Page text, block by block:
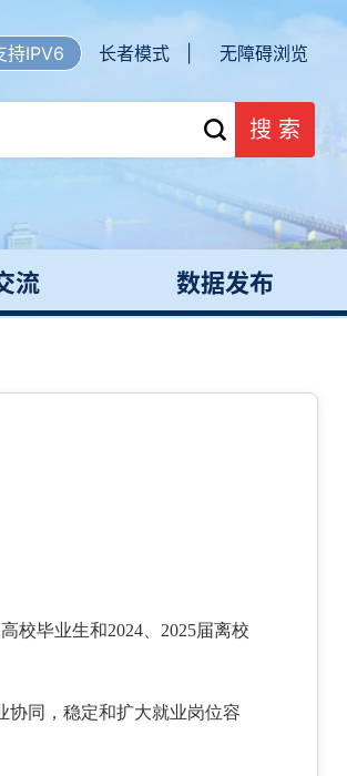
持IPV6 长者模式 | 无障碍浏览
搜 索
流 数据发布
校毕业生和2024、2025届离校
协同，稳定和扩大就业岗位容